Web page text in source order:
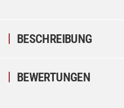
BESCHREIBUNG
BEWERTUNGEN